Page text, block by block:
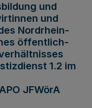
und
und
Nordrhein-
öffentlich-
1.2 im
JFWörA